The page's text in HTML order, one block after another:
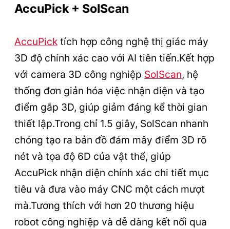
AccuPick + SolScan
AccuPick tích hợp công nghệ thị giác máy
3D độ chính xác cao với AI tiên tiến.Kết hợp
với camera 3D công nghiệp SolScan, hệ
thống đơn giản hóa việc nhận diện và tạo
điểm gắp 3D, giúp giảm đáng kể thời gian
thiết lập.Trong chỉ 1.5 giây, SolScan nhanh
chóng tạo ra bản đồ đám mây điểm 3D rõ
nét và tọa độ 6D của vật thể, giúp
AccuPick nhận diện chính xác chi tiết mục
tiêu và đưa vào máy CNC một cách mượt
mà.Tương thích với hơn 20 thương hiệu
robot công nghiệp và dễ dàng kết nối qua